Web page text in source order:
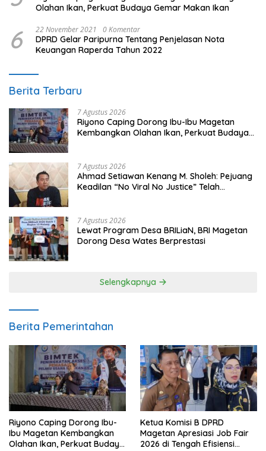
Olahan Ikan, Perkuat Budaya Gemar Makan Ikan
6 22 November 2021 0 Komentar
DPRD Gelar Paripurna Tentang Penjelasan Nota
Keuangan Raperda Tahun 2022
Berita Terbaru
7 Agustus 2026
Riyono Caping Dorong Ibu-Ibu Magetan
Kembangkan Olahan Ikan, Perkuat Budaya
7 Agustus 2026
Ahmad Setiawan Kenang M. Sholeh: Pejuang
Keadilan “No Viral No Justice” Telah
7 Agustus 2026
Lewat Program Desa BRILiaN, BRI Magetan
Dorong Desa Wates Berprestasi
Selengkapnya
Berita Pemerintahan
Riyono Caping Dorong Ibu-
Ibu Magetan Kembangkan
Olahan Ikan, Perkuat Budaya
Ketua Komisi B DPRD
Magetan Apresiasi Job Fair
2026 di Tengah Efisiensi